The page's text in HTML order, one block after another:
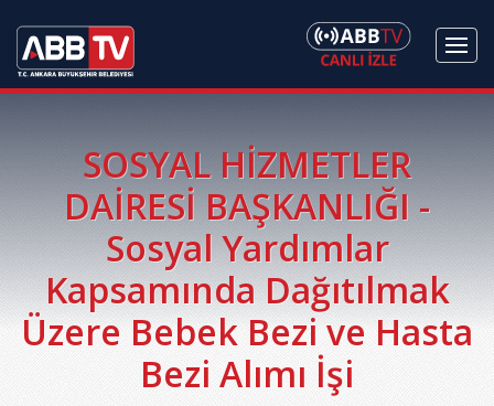
SOSYAL HİZMETLER
DAİRESİ BAŞKANLIĞI -
Sosyal Yardımlar
Kapsamında Dağıtılmak
Üzere Bebek Bezi ve Hasta
Bezi Alımı İşi